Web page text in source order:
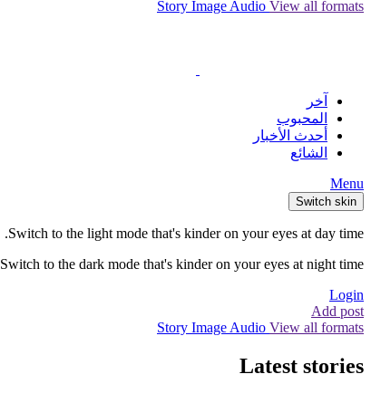
Story Image Audio View all formats
آخر
المحبوب
أحدث الأخبار
الشائع
Menu
Switch skin
Switch to the light mode that's kinder on your eyes at day time.
Switch to the dark mode that's kinder on your eyes at night time.
Login
Add post
Story Image Audio View all formats
Latest stories